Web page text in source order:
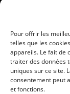
Pour offrir les
telles que les
appareils. Le fait de
traiter des données
uniques sur ce site.
consentement peut
et fonctions.